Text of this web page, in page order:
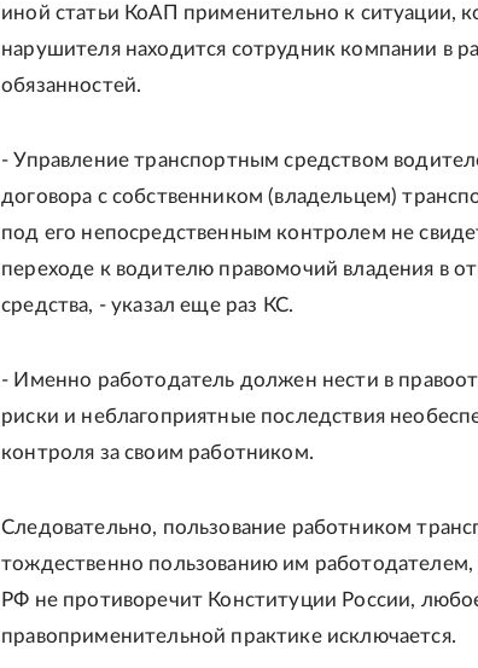
иной статьи КоАП применительно к ситуации,
нарушителя находится сотрудник компании в
обязанностей.
- Управление транспортным средством
договора с собственником (владельцем)
под его непосредственным контролем не
переходе к водителю правомочий владения в
средства, - указал еще раз КС.
- Именно работодатель должен нести в
риски и неблагоприятные последствия
контроля за своим работником.
Следовательно, пользование работником
тождественно пользованию им работодателем,
РФ не противоречит Конституции России,
правоприменительной практике исключается.